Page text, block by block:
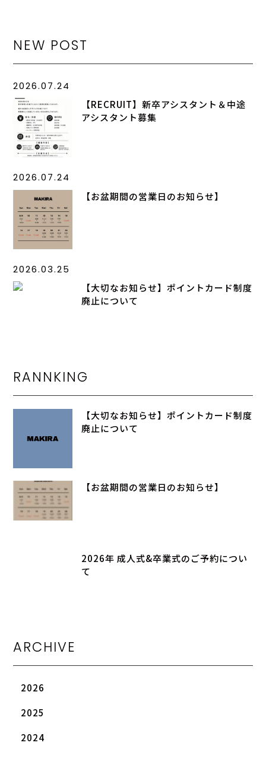
NEW POST
2026.07.24
【RECRUIT】新卒アシスタント＆中途
アシスタント募集
2026.07.24
【お盆期間の営業日のお知らせ】
2026.03.25
【大切なお知らせ】ポイントカード制度
廃止について
RANNKING
【大切なお知らせ】ポイントカード制度
廃止について
【お盆期間の営業日のお知らせ】
2026年 成人式&卒業式のご予約につい
て
ARCHIVE
2026
2025
2024